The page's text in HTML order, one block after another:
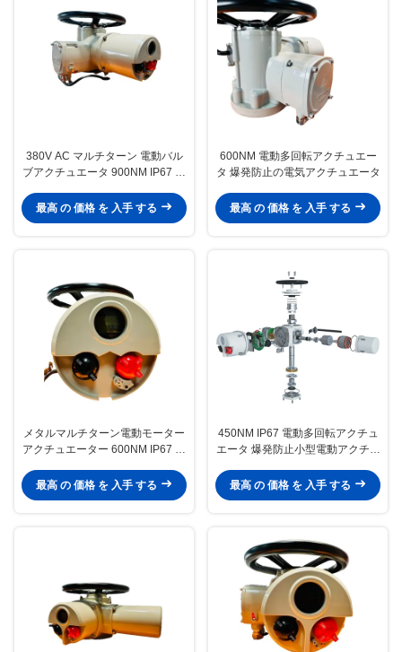
380V AC マルチターン 電動バル
ブアクチュエータ 900NM IP67 カ
最高 の 価格 を 入手 する
600NM 電動多回転アクチュエー
タ 爆発防止の電気アクチュエータ
最高 の 価格 を 入手 する
メタルマルチターン電動モーター
アクチュエーター 600NM IP67 イ
最高 の 価格 を 入手 する
450NM IP67 電動多回転アクチュ
エータ 爆発防止小型電動アクチュ
最高 の 価格 を 入手 する